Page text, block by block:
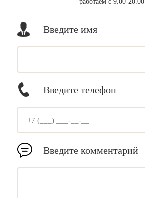
Введите имя
Введите телефон
Введите комментарий